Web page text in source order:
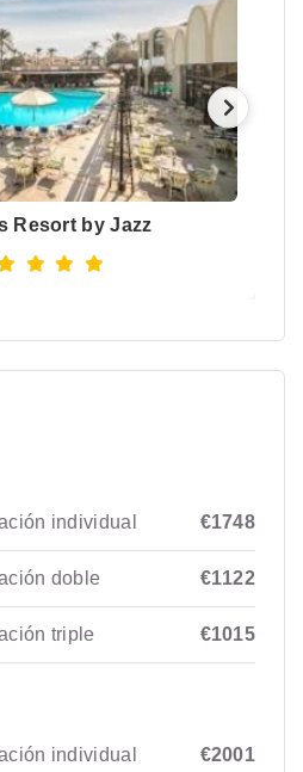
Resort by Jazz
individual €1748
doble €1122
triple €1015
individual €2001